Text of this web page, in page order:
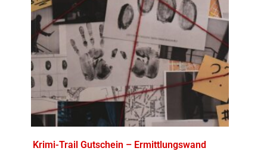
Krimi-Trail Gutschein – Ermittlungswand